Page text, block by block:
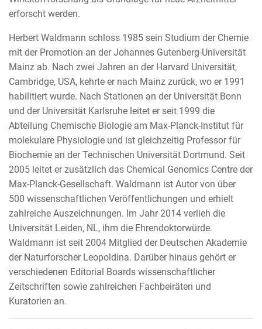
erforscht werden.
Herbert Waldmann schloss 1985 sein Studium der Chemie
mit der Promotion an der Johannes Gutenberg-Universität
Mainz ab. Nach zwei Jahren an der Harvard Universität,
Cambridge, USA, kehrte er nach Mainz zurück, wo er 1991
habilitiert wurde. Nach Stationen an der Universität Bonn
und der Universität Karlsruhe leitet er seit 1999 die
Abteilung Chemische Biologie am Max-Planck-Institut für
molekulare Physiologie und ist gleichzeitig Professor für
Biochemie an der Technischen Universität Dortmund. Seit
2005 leitet er zusätzlich das Chemical Genomics Centre der
Max-Planck-Gesellschaft. Waldmann ist Autor von über
500 wissenschaftlichen Veröffentlichungen und erhielt
zahlreiche Auszeichnungen. Im Jahr 2014 verlieh die
Universität Leiden, NL, ihm die Ehrendoktorwürde.
Waldmann ist seit 2004 Mitglied der Deutschen Akademie
der Naturforscher Leopoldina. Darüber hinaus gehört er
verschiedenen Editorial Boards wissenschaftlicher
Zeitschriften sowie zahlreichen Fachbeiräten und
Kuratorien an.